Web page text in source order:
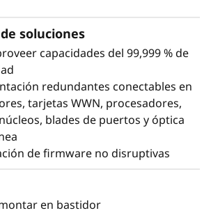
soluciones
capacidades del 99,999 % de
redundantes conectables en
tarjetas WWN, procesadores,
blades de puertos y óptica
de firmware no disruptivas
en bastidor